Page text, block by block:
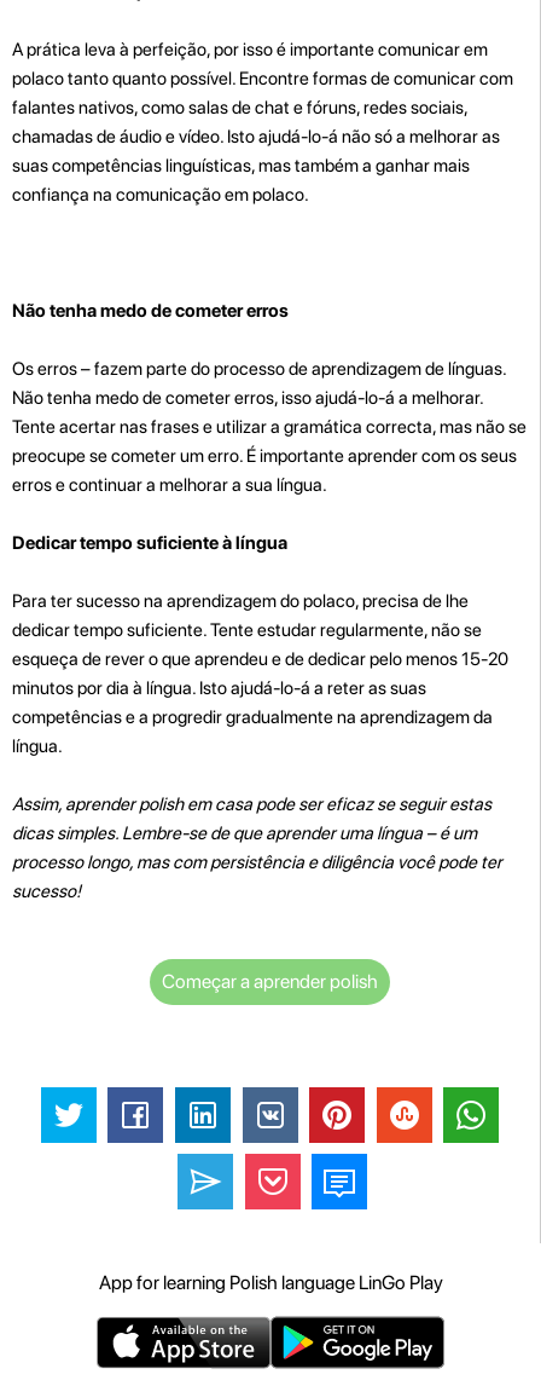
A prática leva à perfeição, por isso é importante comunicar em
polaco tanto quanto possível. Encontre formas de comunicar com
falantes nativos, como salas de chat e fóruns, redes sociais,
chamadas de áudio e vídeo. Isto ajudá-lo-á não só a melhorar as
suas competências linguísticas, mas também a ganhar mais
confiança na comunicação em polaco.
Não tenha medo de cometer erros
Os erros – fazem parte do processo de aprendizagem de línguas.
Não tenha medo de cometer erros, isso ajudá-lo-á a melhorar.
Tente acertar nas frases e utilizar a gramática correcta, mas não se
preocupe se cometer um erro. É importante aprender com os seus
erros e continuar a melhorar a sua língua.
Dedicar tempo suficiente à língua
Para ter sucesso na aprendizagem do polaco, precisa de lhe
dedicar tempo suficiente. Tente estudar regularmente, não se
esqueça de rever o que aprendeu e de dedicar pelo menos 15-20
minutos por dia à língua. Isto ajudá-lo-á a reter as suas
competências e a progredir gradualmente na aprendizagem da
língua.
Assim, aprender polish em casa pode ser eficaz se seguir estas
dicas simples. Lembre-se de que aprender uma língua – é um
processo longo, mas com persistência e diligência você pode ter
sucesso!
Começar a aprender polish
App for learning Polish language LinGo Play